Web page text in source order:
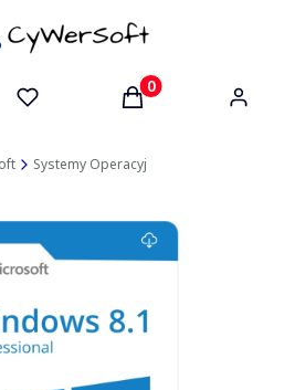
Produkty w
Systemy Operacyjne